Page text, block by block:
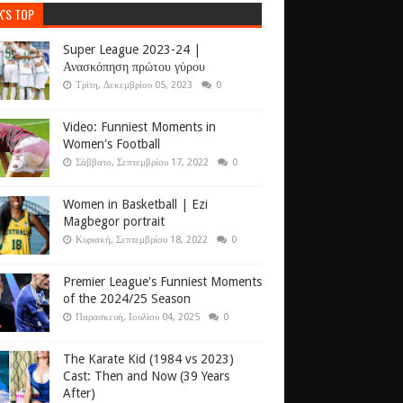
TOP
Super League 2023-24 |
Ανασκόπηση πρώτου γύρου
Τρίτη, Δεκεμβρίου 05, 2023 0
Video: Funniest Moments in
Women's Football
Σάββατο, Σεπτεμβρίου 17, 2022 0
Women in Basketball | Ezi
Magbegor portrait
Κυριακή, Σεπτεμβρίου 18, 2022 0
Premier League's Funniest Moments
of the 2024/25 Season
Παρασκευή, Ιουλίου 04, 2025 0
The Karate Kid (1984 vs 2023)
Cast: Then and Now (39 Years
After)